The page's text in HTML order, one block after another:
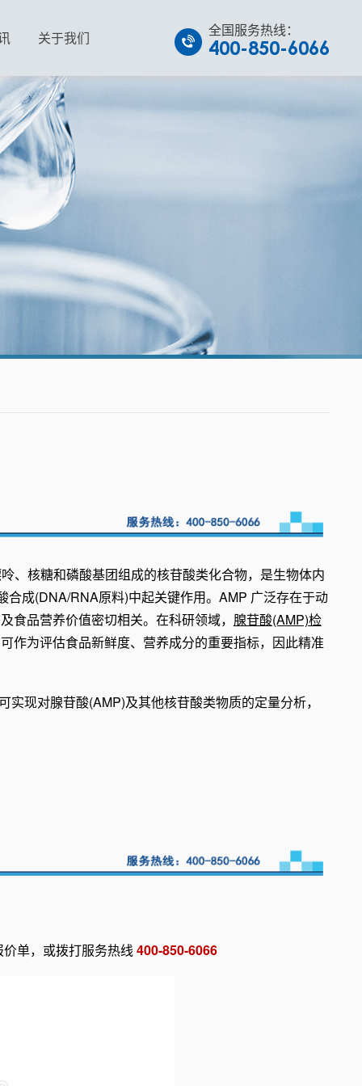
关于我们 全国服务热线：
400-850-6066
、核糖和磷酸基团组成的核苷酸类化合物，是生物体内
成(DNA/RNA原料)中起关键作用。AMP 广泛存在于动
品营养价值密切相关。在科研领域， 腺苷酸(AMP)检
作为评估食品新鲜度、营养成分的重要指标，因此精准
实现对腺苷酸(AMP)及其他核苷酸类物质的定量分析，
单，或拨打服务热线400-850-6066